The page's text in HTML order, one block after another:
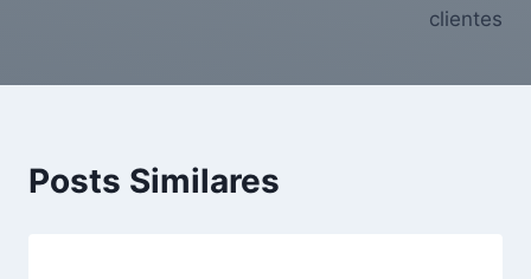
clientes
Posts Similares